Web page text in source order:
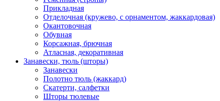
Прикладная
Отделочная (кружево, с орнаментом, жаккардовая)
Окантовочная
Обувная
Корсажная, брючная
Атласная, декоративная
Занавески, тюль (шторы)
Занавески
Полотно тюль (жаккард)
Скатерти, салфетки
Шторы тюлевые